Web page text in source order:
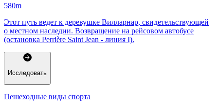
580m
Этот путь ведет к деревушке Вилларнар, свидетельствующей
о местном наследии. Возвращение на рейсовом автобусе
(остановка Perrière Saint Jean - линия I).
Исследовать
Пешеходные виды спорта